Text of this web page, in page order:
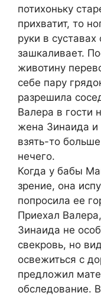
потихоньку
прихватит, то
руки в
зашкаливает.
животину
себе пару
разрешила
Валера в гости
жена Зинаида и
взять-то
нечего.
Когда у бабы
зрение, она
попросила ее
Приехал
Зинаида не
свекровь, но
освежиться с
предложил
обследование.